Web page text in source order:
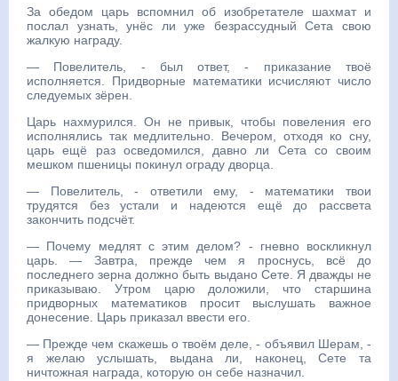
За обедом царь вспомнил об изобретателе шахмат и
послал узнать, унёс ли уже безрассудный Сета свою
жалкую награду.
— Повелитель, - был ответ, - приказание твоё
исполняется. Придворные математики исчисляют число
следуемых зёрен.
Царь нахмурился. Он не привык, чтобы повеления его
исполнялись так медлительно. Вечером, отходя ко сну,
царь ещё раз осведомился, давно ли Сета со своим
мешком пшеницы покинул ограду дворца.
— Повелитель, - ответили ему, - математики твои
трудятся без устали и надеются ещё до рассвета
закончить подсчёт.
— Почему медлят с этим делом? - гневно воскликнул
царь. — Завтра, прежде чем я проснусь, всё до
последнего зерна должно быть выдано Сете. Я дважды не
приказываю. Утром царю доложили, что старшина
придворных математиков просит выслушать важное
донесение. Царь приказал ввести его.
— Прежде чем скажешь о твоём деле, - объявил Шерам, -
я желаю услышать, выдана ли, наконец, Сете та
ничтожная награда, которую он себе назначил.